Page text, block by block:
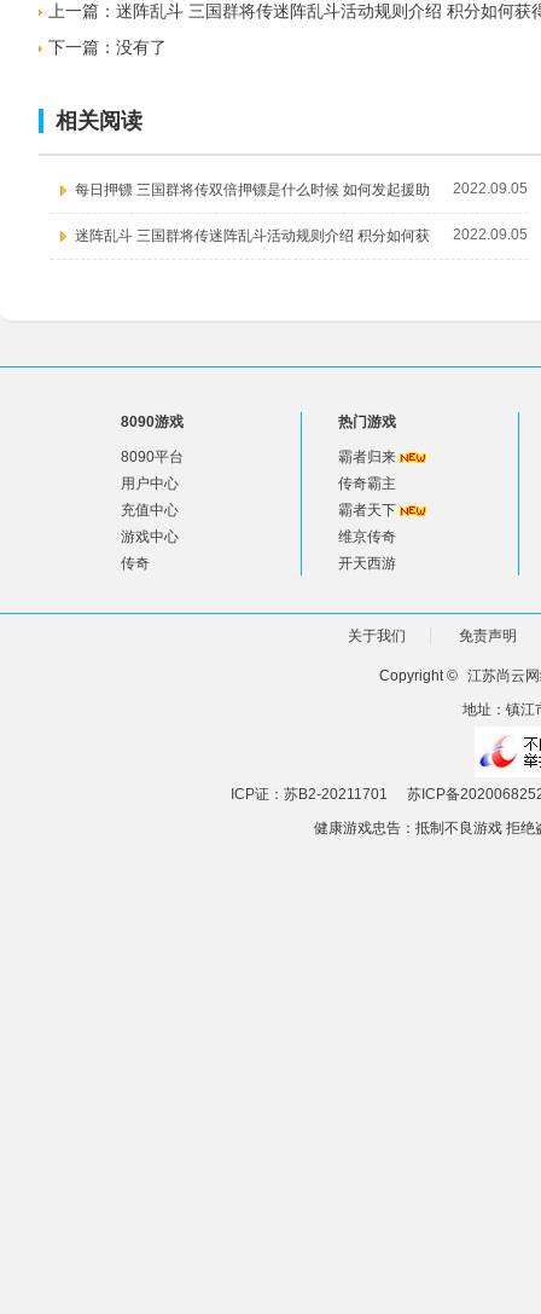
上一篇： 迷阵乱斗 三国群将传迷阵乱斗活动规则介绍 积分如何获
下一篇：没有了
相关阅读
每日押镖 三国群将传双倍押镖是什么时候 如何发起援助 2022.09.05
迷阵乱斗 三国群将传迷阵乱斗活动规则介绍 积分如何获 2022.09.05
8090游戏
8090平台
用户中心
充值中心
游戏中心
传奇
热门游戏
霸者归来
传奇霸主
霸者天下
维京传奇
开天西游
关于我们 免责声明
Copyright © 江苏尚云
地址：镇江
ICP证：苏B2-20211701
苏ICP备
健康游戏忠告：抵制不良游戏 拒